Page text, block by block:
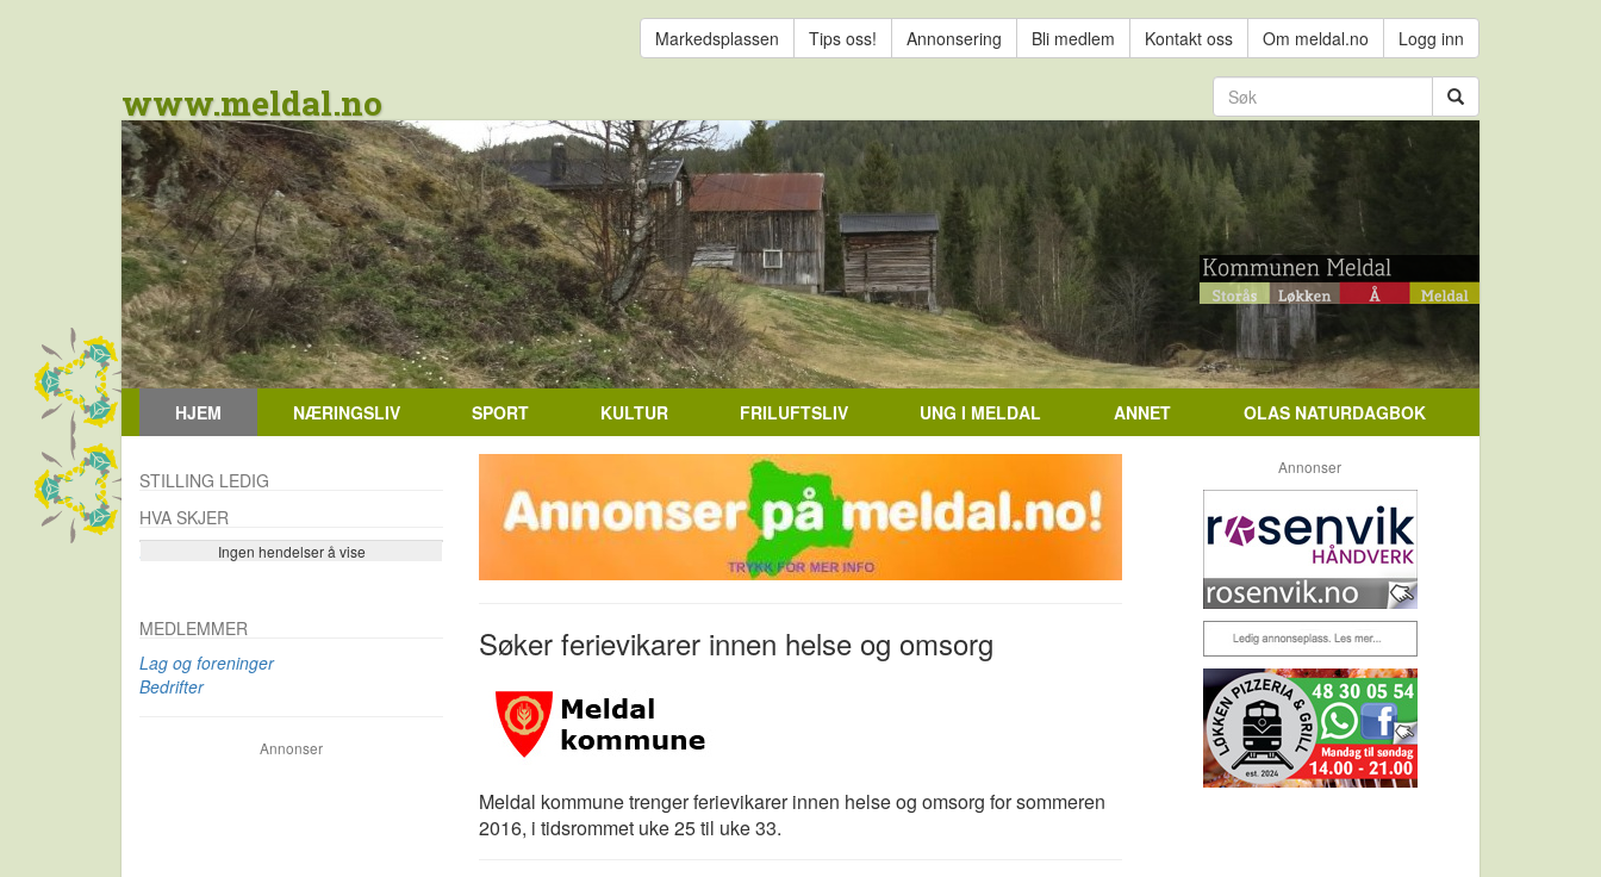
Markedsplassen Tips oss! Annonsering Bli medlem Kontakt oss Om meldal.no Logg inn
www.meldal.no
HJEM NÆRINGSLIV SPORT KULTUR FRILUFTSLIV UNG I MELDAL ANNET OLAS NATURDAGBOK
Søker ferievikarer innen helse og omsorg
Meldal kommune trenger ferievikarer innen helse og omsorg for sommeren
2016, i tidsrommet uke 25 til uke 33.
STILLING LEDIG
HVA SKJER
Ingen hendelser å vise
Se flere…
MEDLEMMER
Lag og foreninger
Bedrifter
Annonser
Annonser